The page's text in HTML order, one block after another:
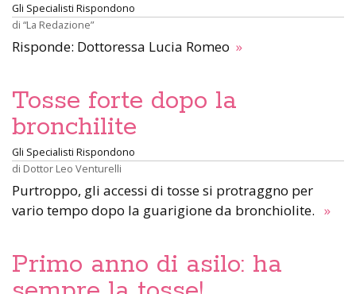
Gli Specialisti Rispondono
di “La Redazione”
Risponde: Dottoressa Lucia Romeo »
Tosse forte dopo la
bronchilite
Gli Specialisti Rispondono
di Dottor Leo Venturelli
Purtroppo, gli accessi di tosse si protraggno per
vario tempo dopo la guarigione da bronchiolite. »
Primo anno di asilo: ha